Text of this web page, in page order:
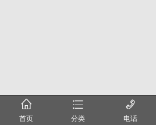
󰂠
首页
󰂦
分类
󰄫
电话